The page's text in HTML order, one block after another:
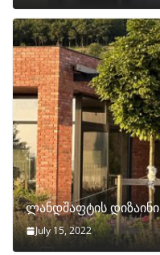
ლანდშაფტის დიზაინი
July 15, 2022